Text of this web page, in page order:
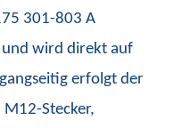
301-803 A
und wird direkt auf
erfolgt der
Stecker,